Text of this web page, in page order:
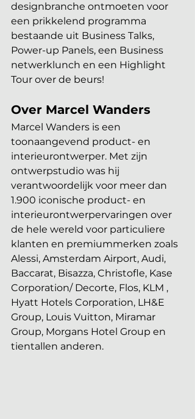
designbranche ontmoeten voor
een prikkelend programma
bestaande uit Business Talks,
Power-up Panels, een Business
netwerklunch en een Highlight
Tour over de beurs!
Over Marcel Wanders
Marcel Wanders is een
toonaangevend product- en
interieurontwerper. Met zijn
ontwerpstudio was hij
verantwoordelijk voor meer dan
1.900 iconische product- en
interieurontwerpervaringen over
de hele wereld voor particuliere
klanten en premiummerken zoals
Alessi, Amsterdam Airport, Audi,
Baccarat, Bisazza, Christofle, Kase
Corporation/ Decorte, Flos, KLM ,
Hyatt Hotels Corporation, LH&E
Group, Louis Vuitton, Miramar
Group, Morgans Hotel Group en
tientallen anderen.